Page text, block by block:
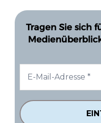
Tragen Sie sich